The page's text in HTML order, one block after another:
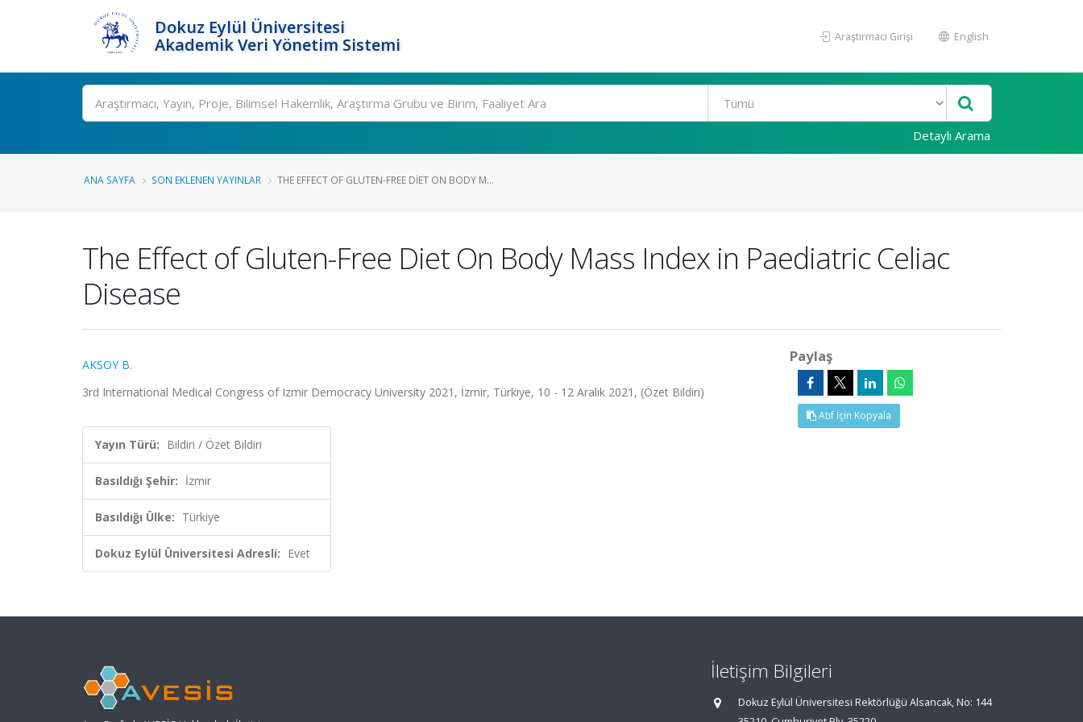
Dokuz Eylül Üniversitesi
Akademik Veri Yönetim Sistemi
Araştırmacı Girişi English
Ara
Detaylı Arama
ANA SAYFA SON EKLENEN YAYINLAR THE EFFECT OF GLUTEN-FREE DIET ON BODY M...
The Effect of Gluten-Free Diet On Body Mass Index in Paediatric Celiac
Disease
AKSOY B.
3rd International Medical Congress of Izmir Democracy University 2021, İzmir, Türkiye, 10 - 12 Aralık 2021, (Özet Bildiri)
Yayın Türü: Bildiri / Özet Bildiri
Basıldığı Şehir: İzmir
Basıldığı Ülke: Türkiye
Dokuz Eylül Üniversitesi Adresli: Evet
Paylaş
Atıf İçin Kopyala
İletişim Bilgileri
Dokuz Eylül Üniversitesi Rektörlüğü Alsancak, No: 144